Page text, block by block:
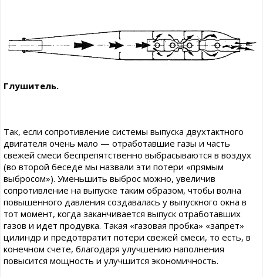
Глушитель.
Так, если сопротивление системы выпуска двухтактного
двигателя очень мало — отработавшие газы и часть
свежей смеси беспрепятственно выбрасываются в воздух
(во второй беседе мы назвали эти потери «прямым
выбросом»). Уменьшить выброс можно, увеличив
сопротивление на выпуске таким образом, чтобы волна
повышенного давления создавалась у выпускного окна в
тот момент, когда заканчивается выпуск отработавших
газов и идет продувка. Такая «газовая пробка» «запрет»
цилиндр и предотвратит потери свежей смеси, то есть, в
конечном счете, благодаря улучшению наполнения
повысится мощность и улучшится экономичность.